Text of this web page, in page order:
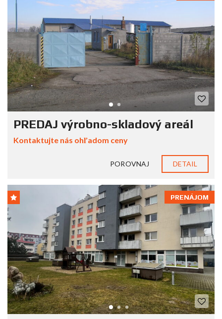
PREDAJ výrobno-skladový areál
Kontaktujte nás ohľadom ceny
POROVNAJ DETAIL
PRENÁJOM